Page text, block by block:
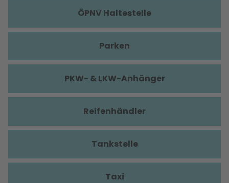
ÖPNV Haltestelle
Parken
PKW- & LKW-Anhänger
Reifenhändler
Tankstelle
Taxi